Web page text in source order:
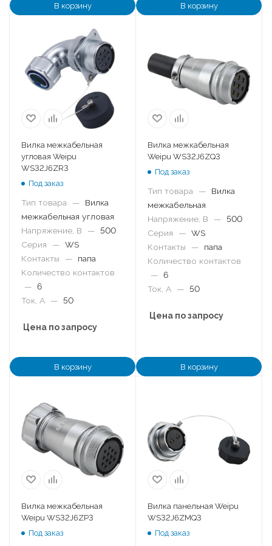
В корзину В корзину
Вилка межкабельная
угловая Weipu
WS32J6ZR3
Под заказ
Тип товара —
Вилка
межкабельная угловая
Напряжение, В
— 500
Серия
— WS
Контакты
—
папа
Количество контактов
— 6
Ток, А
— 50
Цена по запросу
В корзину
Вилка межкабельная
Weipu WS32J6ZQ3
Под заказ
Тип товара —
Вилка
межкабельная
Напряжение, В
— 500
Серия
— WS
Контакты
—
папа
Количество контактов
— 6
Ток, А
— 50
Цена по запросу
В корзину
Вилка межкабельная
Weipu WS32J6ZP3
Под заказ
Вилка панельная Weipu
WS32J6ZMQ3
Под заказ